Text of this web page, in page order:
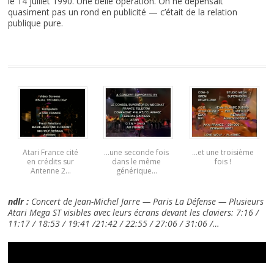
quasiment pas un rond en publicité — c’était de la relation
publique pure.
Atari France cité
en crédits sur
Antenne 2…
…une seconde fois
dans le même
générique…
…et une troisième
fois !
ndlr : Concert de Jean-Michel Jarre — Paris La Défense — Plusieurs
Atari Mega ST visibles avec leurs écrans devant les claviers: 7:16 /
11:17 / 18:53 / 19:41 /21:42 / 22:55 / 27:06 / 31:06 /…